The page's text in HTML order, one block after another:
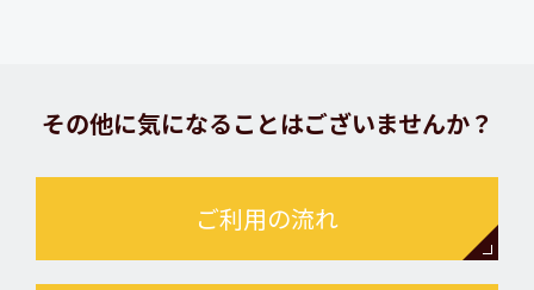
その他に気になることはございませんか？
ご利用の流れ